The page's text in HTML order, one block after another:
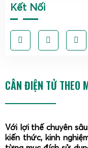
Kết Nối
CÂN ĐIỆN TỬ THEO
Với lợi thế chuyên
kiến thức, kinh